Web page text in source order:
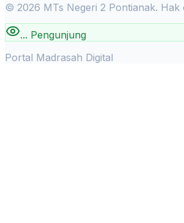
© 2026 MTs Negeri 2 Pontianak. Hak
... Pengunjung
Portal Madrasah Digital